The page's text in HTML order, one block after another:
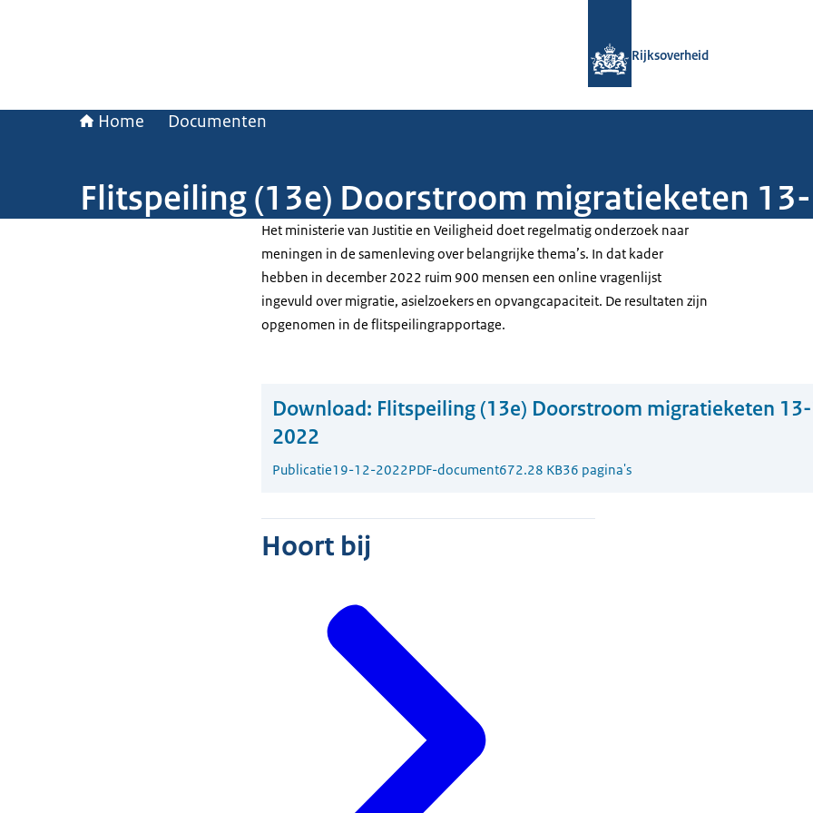
Rijksoverheid
Home Documenten
Flitspeiling (13e) Doorstroom migratieketen
Het ministerie van Justitie en Veiligheid doet regelmatig onderzoek naar
meningen in de samenleving over belangrijke thema’s. In dat kader
hebben in december 2022 ruim 900 mensen een online vragenlijst
ingevuld over migratie, asielzoekers en opvangcapaciteit. De resultaten zijn
opgenomen in de flitspeilingrapportage.
Download: Flitspeiling (13e) Doorstroom migratieketen
2022
Publicatie19-12-2022PDF-document672.28 KB36 pagina's
Hoort bij